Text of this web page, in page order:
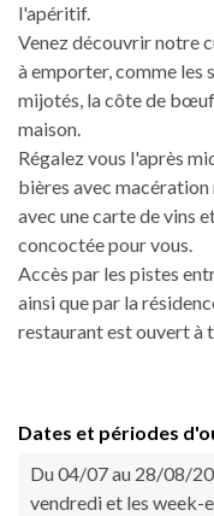
l'apéritif.
Venez découvrir notre
à emporter, comme les
mijotés, la côte de
maison.
Régalez vous l'après
bières avec
avec une carte de vins
concoctée pour vous.
Accès par les pistes
ainsi que par la
restaurant est ouvert à
Dates et périodes
Du 04/07 au 28/08/
vendredi et les week-